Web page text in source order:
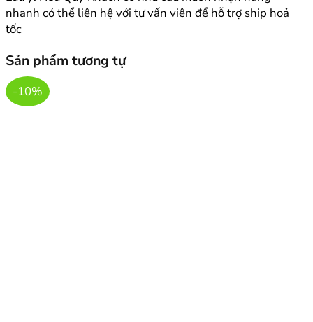
nhanh có thể liên hệ với tư vấn viên để hỗ trợ ship hoả
tốc
Sản phẩm tương tự
-10%